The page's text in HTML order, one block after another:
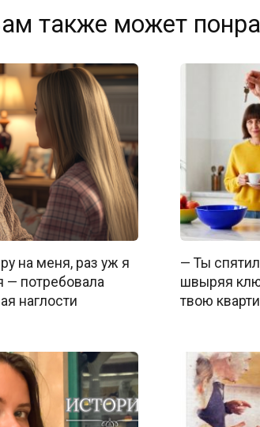
также может
на меня, раз уж я
— потребовала
наглости
— Ты
швыряя
твою